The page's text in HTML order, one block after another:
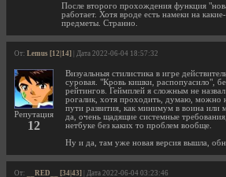
После второго прохождения функция
работает. Хотя вроде есть намеки на
предметы. Странно.
От: Lemus [12|14] | Дата 2022-06-04 18:57:32
Репутация
12
Визуальныя стилистика в игре
суровая. "Кровь кишки, распопуасило",
рейтингов. Геймплей я сложным не
рогалик, хотя проходить, думаю, можно
пути развития, как минимум в воина
да, очень щадящие системные
нетбуке без каких то проблем вообще.
Ну и да, там уже новая версия вышла,
От: __RED__ [34|43] | Дата 2022-06-04 03:23:46